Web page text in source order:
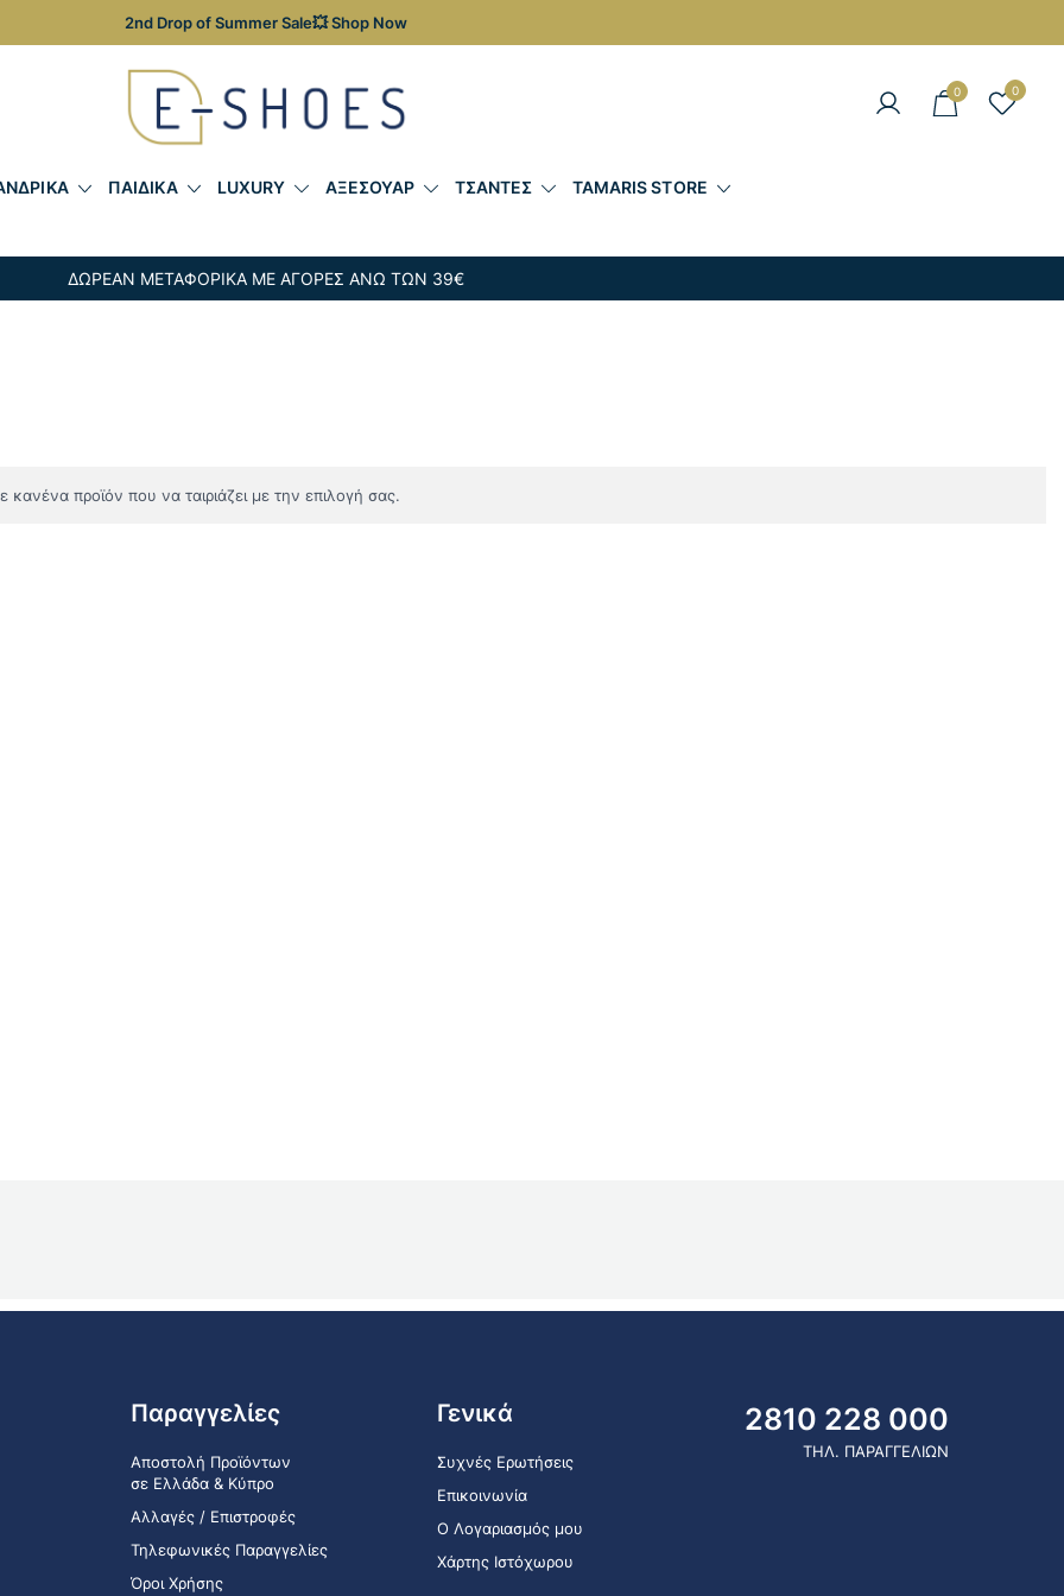
2nd Drop of Summer Sale💥 Shop Now
E-shoes
0 0
ΠΑΙΔΙΚΑ LUXURY ΑΞΕΣΟΥΑΡ ΤΣΑΝΤΕΣ TAMARIS STORE
ΔΩΡΕΑΝ ΜΕΤΑΦΟΡΙΚΑ ΜΕ ΑΓΟΡΕΣ ΑΝΩ ΤΩΝ 39€
κανένα προϊόν που να ταιριάζει με την επιλογή σας.
Παραγγελίες
Αποστολή Προϊόντων
σε Ελλάδα & Κύπρο
Αλλαγές / Επιστροφές
Τηλεφωνικές Παραγγελίες
Όροι Χρήσης
Γενικά
Συχνές Ερωτήσεις
Επικοινωνία
Ο Λογαριασμός μου
Χάρτης Ιστόχωρου
2810 228 000
ΤΗΛ. ΠΑΡΑΓΓΕΛΙΩΝ